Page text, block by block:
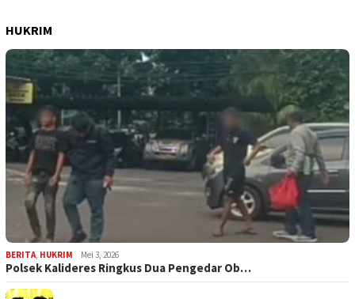
HUKRIM
BERITA, HUKRIM Mei 3, 2026
Polsek Kalideres Ringkus Dua Pengedar Ob…